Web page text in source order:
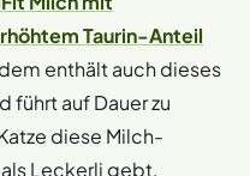
Taurin-Anteil
enthält auch dieses
führt auf Dauer zu
diese Milch-
Leckerli gebt,